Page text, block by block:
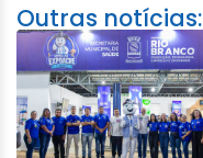
Outras notícias: